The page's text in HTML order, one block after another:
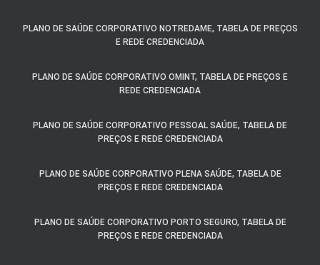
PLANO DE SAÚDE CORPORATIVO NOTREDAME, TABELA DE PREÇOS
E REDE CREDENCIADA
PLANO DE SAÚDE CORPORATIVO OMINT, TABELA DE PREÇOS E
REDE CREDENCIADA
PLANO DE SAÚDE CORPORATIVO PESSOAL SAÚDE, TABELA DE
PREÇOS E REDE CREDENCIADA
PLANO DE SAÚDE CORPORATIVO PLENA SAÚDE, TABELA DE
PREÇOS E REDE CREDENCIADA
PLANO DE SAÚDE CORPORATIVO PORTO SEGURO, TABELA DE
PREÇOS E REDE CREDENCIADA